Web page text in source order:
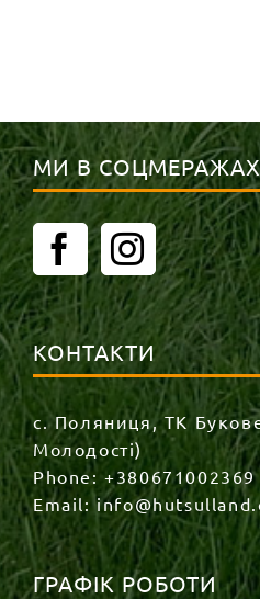
МИ В СОЦМЕРАЖАХ
КОНТАКТИ
с. Поляниця, ТК
Молодості)
Phone:+380671002369
Email:
ГРАФІК РОБОТИ